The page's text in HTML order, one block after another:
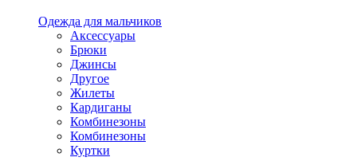
Одежда для мальчиков
Аксессуары
Брюки
Джинсы
Другое
Жилеты
Кардиганы
Комбинезоны
Комбинезоны
Куртки